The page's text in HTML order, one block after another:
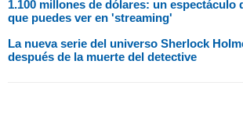
1.100 millones de dólares: un espectáculo
que puedes ver en 'streaming'
La nueva serie del universo Sherlock
después de la muerte del detective